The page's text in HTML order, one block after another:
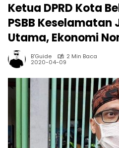
Ketua DPRD Kota
PSBB Keselamatan
Utama, Ekonomi
B'Guide 2 Min Baca
2020-04-09